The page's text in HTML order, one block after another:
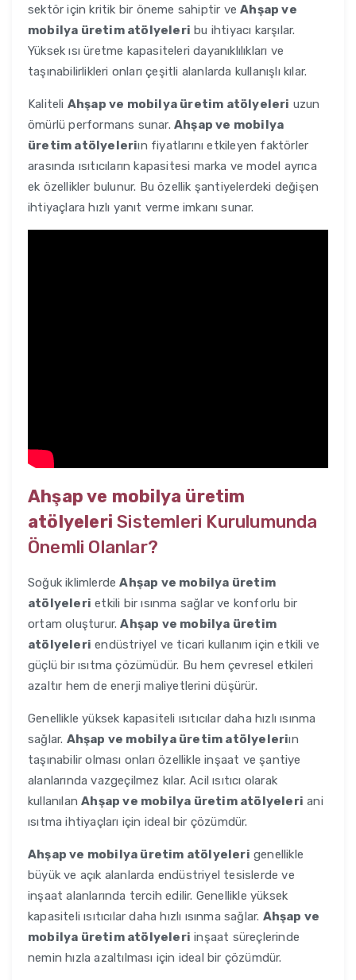
sektör için kritik bir öneme sahiptir veAhşap ve
mobilya üretim atölyeleri bu ihtiyacı karşılar.
Yüksek ısı üretme kapasiteleri dayanıklılıkları ve
taşınabilirlikleri onları çeşitli alanlarda kullanışlı kılar.
Kaliteli Ahşap ve mobilya üretim atölyeleri uzun
ömürlü performans sunar. Ahşap ve mobilya
üretim atölyeleriın fiyatlarını etkileyen faktörler
arasında ısıtıcıların kapasitesi marka ve model ayrıca
ek özellikler bulunur. Bu özellik şantiyelerdeki değişen
ihtiyaçlara hızlı yanıt verme imkanı sunar.
Ahşap ve mobilya üretim
atölyeleri Sistemleri Kurulumunda
Önemli Olanlar?
Soğuk iklimlerdeAhşap ve mobilya üretim
atölyeleri etkili bir ısınma sağlar ve konforlu bir
ortam oluşturur.Ahşap ve mobilya üretim
atölyeleri endüstriyel ve ticari kullanım için etkili ve
güçlü bir ısıtma çözümüdür. Bu hem çevresel etkileri
azaltır hem de enerji maliyetlerini düşürür.
Genellikle yüksek kapasiteli ısıtıcılar daha hızlı ısınma
sağlar. Ahşap ve mobilya üretim atölyeleriın
taşınabilir olması onları özellikle inşaat ve şantiye
alanlarında vazgeçilmez kılar. Acil ısıtıcı olarak
kullanılanAhşap ve mobilya üretim atölyeleri ani
ısıtma ihtiyaçları için ideal bir çözümdür.
Ahşap ve mobilya üretim atölyeleri genellikle
büyük ve açık alanlarda endüstriyel tesislerde ve
inşaat alanlarında tercih edilir. Genellikle yüksek
kapasiteli ısıtıcılar daha hızlı ısınma sağlar. Ahşap ve
mobilya üretim atölyeleri inşaat süreçlerinde
nemin hızla azaltılması için ideal bir çözümdür.